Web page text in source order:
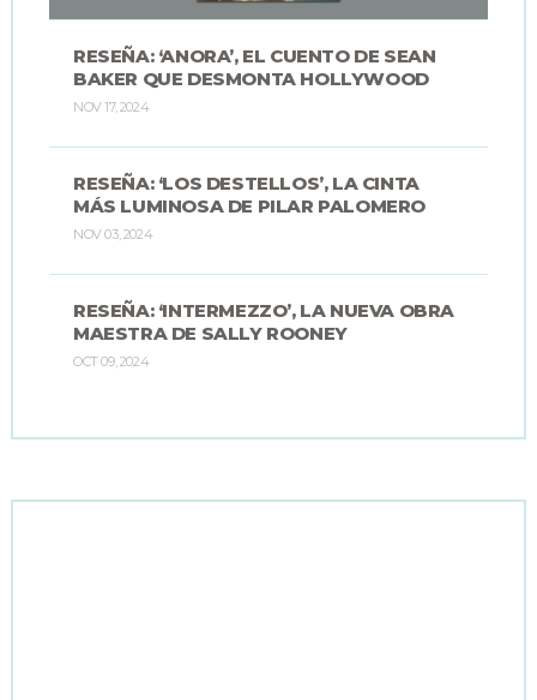
RESEÑA: ‘ANORA’, EL CUENTO DE SEAN
BAKER QUE DESMONTA HOLLYWOOD
NOV 17, 2024
RESEÑA: ‘LOS DESTELLOS’, LA CINTA
MÁS LUMINOSA DE PILAR PALOMERO
NOV 03, 2024
RESEÑA: ‘INTERMEZZO’, LA NUEVA OBRA
MAESTRA DE SALLY ROONEY
OCT 09, 2024